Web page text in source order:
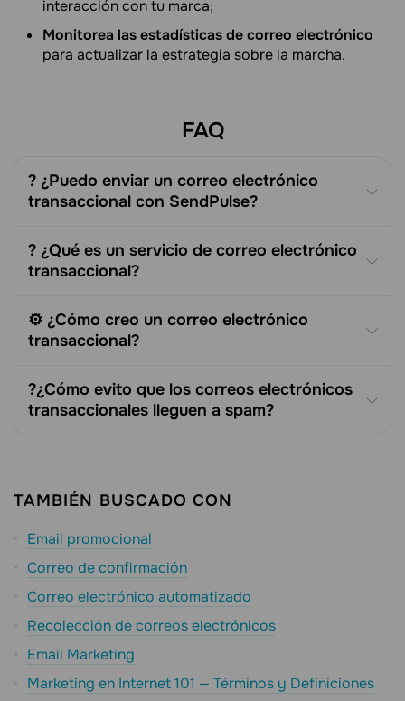
interacción con tu marca;
Monitorea las estadísticas de correo electrónico
para actualizar la estrategia sobre la marcha.
FAQ
? ¿Puedo enviar un correo electrónico
transaccional con SendPulse?
? ¿Qué es un servicio de correo electrónico
transaccional?
⚙️ ¿Cómo creo un correo electrónico
transaccional?
?¿Cómo evito que los correos electrónicos
transaccionales lleguen a spam?
TAMBIÉN BUSCADO CON
Email promocional
Correo de confirmación
Correo electrónico automatizado
Recolección de correos electrónicos
Email Marketing
Marketing en Internet 101 — Términos y Definiciones